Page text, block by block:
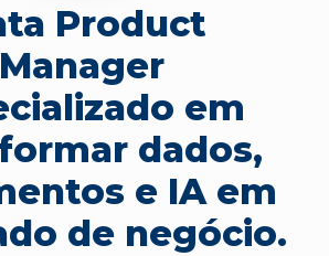
Product
Manager
em
dados,
e IA em
de negócio.